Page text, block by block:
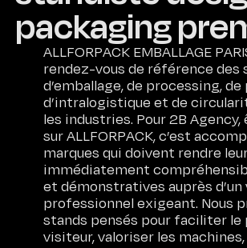
packaging
ALLFORPACK EMBALLAGE
rendez-vous de référence des
d’emballage, de processing,
d’intralogistique et de
les industries. Pour 2B
sur ALLFORPACK, c’est
marques qui doivent rendre
immédiatement
et démonstratives auprès
professionnel exigeant. Nous
stands pensés pour faciliter le
visiteur, valoriser les